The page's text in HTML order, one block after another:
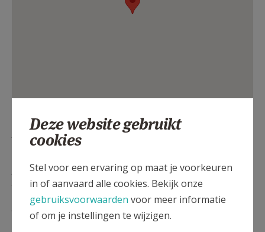
09/08
10.00 Eucharistie
23/08
10.00 Eucharistie
06/09
10.00 Eucharistie
Deze website gebruikt
cookies
Stel voor een ervaring op maat je voorkeuren
in of aanvaard alle cookies. Bekijk onze
gebruiksvoorwaarden voor meer informatie
of om je instellingen te wijzigen.